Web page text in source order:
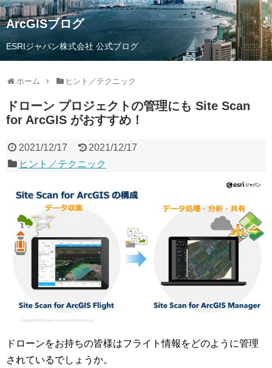
ArcGISブログ
ESRIジャパン株式会社 公式ブログ
ホーム ヒント／テクニック
ドローン プロジェクトの管理にも Site Scan
for ArcGIS がおすすめ！
2021/12/17
2021/12/17
ヒント／テクニック
ドローンをお持ちの皆様はフライト情報をどのように管理
されているでしょうか。